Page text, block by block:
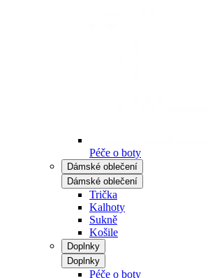
Péče o boty
Dámské oblečení
Dámské oblečení
Trička
Kalhoty
Sukně
Košile
Doplnky
Doplnky
Péče o boty